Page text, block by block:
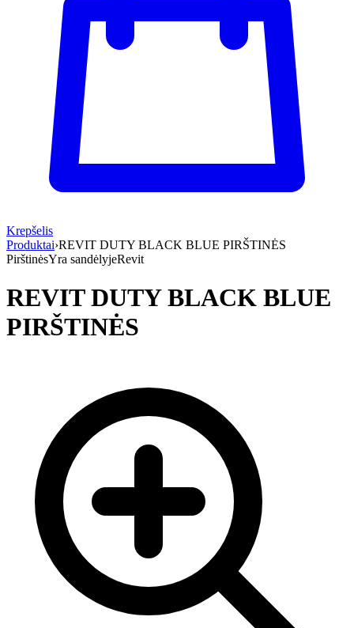
Krepšelis
Produktai›REVIT DUTY BLACK BLUE PIRŠTINĖS
PirštinėsYra sandėlyjeRevit
REVIT DUTY BLACK BLUE
PIRŠTINĖS